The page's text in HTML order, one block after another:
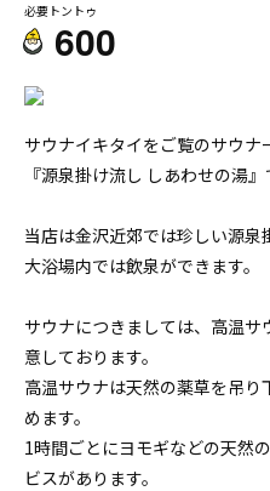
必要トントゥ
600
サウナイキタイをご覧のサウ
『源泉掛け流し しあわせの湯』
当店は金沢近郊では珍しい源泉
大浴場内では飲泉ができます。
サウナにつきましては、高温サ
意しております。
高温サウナは天然の薬草を吊り
めます。
1時間ごとにヨモギなどの天然
ビスがあります。